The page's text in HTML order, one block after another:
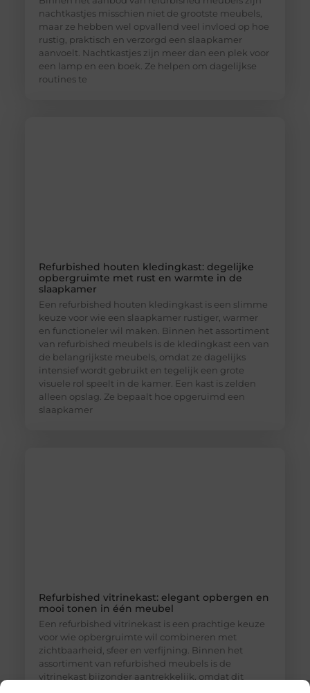
nachtkastjes misschien niet de grootste meubels,
maar ze hebben wel opvallend veel invloed op hoe
rustig, praktisch en verzorgd een slaapkamer
aanvoelt. Nachtkastjes zijn meer dan een plek voor
een lamp en een boek. Ze helpen om dagelijkse
routines te
Refurbished houten kledingkast: degelijke
opbergruimte met rust en warmte in de
slaapkamer
Een refurbished houten kledingkast is een slimme
keuze voor wie een slaapkamer rustiger, warmer
en functioneler wil maken. Binnen het assortiment
van refurbished meubels is de kledingkast een van
de belangrijkste meubels, omdat ze dagelijks
intensief wordt gebruikt en tegelijk een grote
visuele rol speelt in de kamer. Een kast is zelden
alleen opslag. Ze bepaalt hoe opgeruimd een
slaapkamer
Refurbished vitrinekast: elegant opbergen en
mooi tonen in één meubel
Een refurbished vitrinekast is een prachtige keuze
voor wie opbergruimte wil combineren met
zichtbaarheid, sfeer en verfijning. Binnen het
assortiment van refurbished meubels is de
vitrinekast bijzonder aantrekkelijk, omdat dit